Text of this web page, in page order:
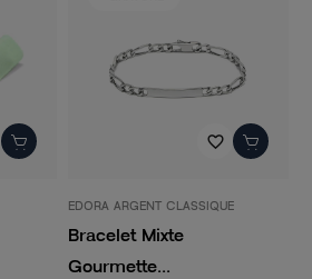
favorite_border
PANDORA
Charm Femme PANDORA
CLIP...